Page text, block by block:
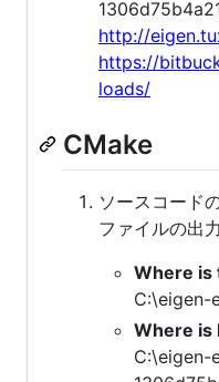
http://
https://
loads/
CMake
ソースコード
ファイルの出
Where is
C:\eigen-
Where is
C:\eigen-